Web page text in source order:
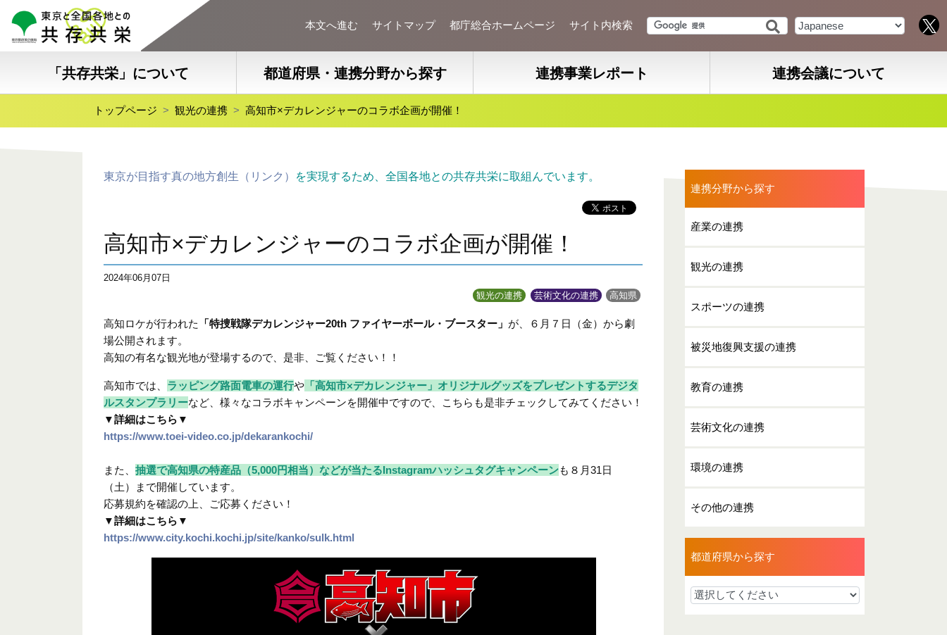
本文へ進む サイトマップ 都庁総合ホームページ サイト内検索
「共存共栄」について 都道府県・連携分野から探す 連携事業レポート 連携会議について
トップページ 観光の連携 高知市×デカレンジャーのコラボ企画が開催！
東京が目指す真の地方創生（リンク） を実現するため、全国各地との共存共栄に取組んでいます。
高知市×デカレンジャーのコラボ企画が開催！
2024年06月07日
観光の連携
芸術文化の連携 高知県
高知ロケが行われた 「特捜戦隊デカレンジャー20th ファイヤーボール・ブースター」 が、６月７日（金）から劇
場公開されます。
高知の有名な観光地が登場するので、是非、ご覧ください！！
高知市では、 ラッピング路面電車の運行や 「高知市×デカレンジャー」オリジナルグッズをプレゼントするデジタ
ルスタンプラリーなど、様々なコラボキャンペーンを開催中ですので、こちらも是非チェックしてみてください！
▼詳細はこちら▼
https://www.toei-video.co.jp/dekarankochi/
また、 抽選で高知県の特産品（5,000円相当）などが当たるInstagramハッシュタグキャンペーンも８月31日
（土）まで開催しています。
応募規約を確認の上、ご応募ください！
▼詳細はこちら▼
https://www.city.kochi.kochi.jp/site/kanko/sulk.html
連携分野から探す
産業の連携
観光の連携
スポーツの連携
被災地復興支援の連携
教育の連携
芸術文化の連携
環境の連携
その他の連携
都道府県から探す